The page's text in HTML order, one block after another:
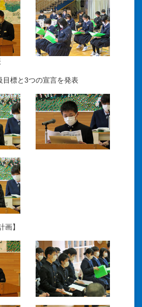
目標と3つの宣言を発表
画】